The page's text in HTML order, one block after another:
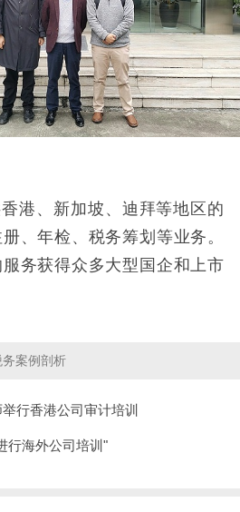
港、新加坡、迪拜等地区的
、年检、税务筹划等业务。
务获得众多大型国企和上市
务案例剖析
行香港公司审计培训
行海外公司培训"